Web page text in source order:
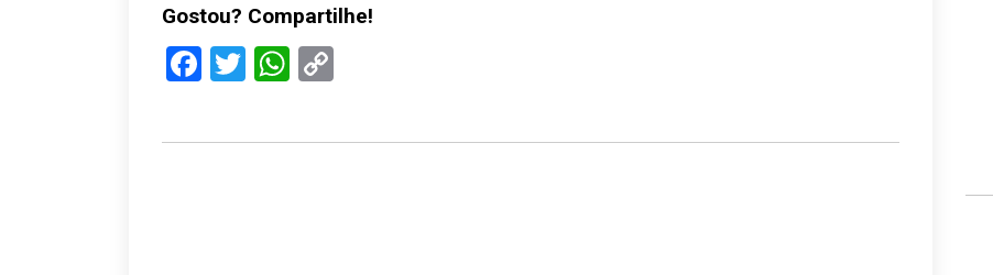
Gostou? Compartilhe!
Facebook
TwitterWhatsApp